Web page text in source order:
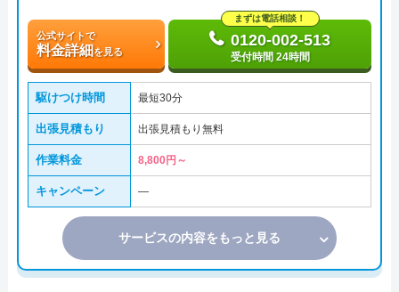
公式サイトで
料金詳細を見る
まずは電話相談！
0120-002-513
受付時間 24時間
駆けつけ時間 最短30分
出張見積もり 出張見積もり無料
作業料金 8,800円～
キャンペーン ―
サービスの内容をもっと見る